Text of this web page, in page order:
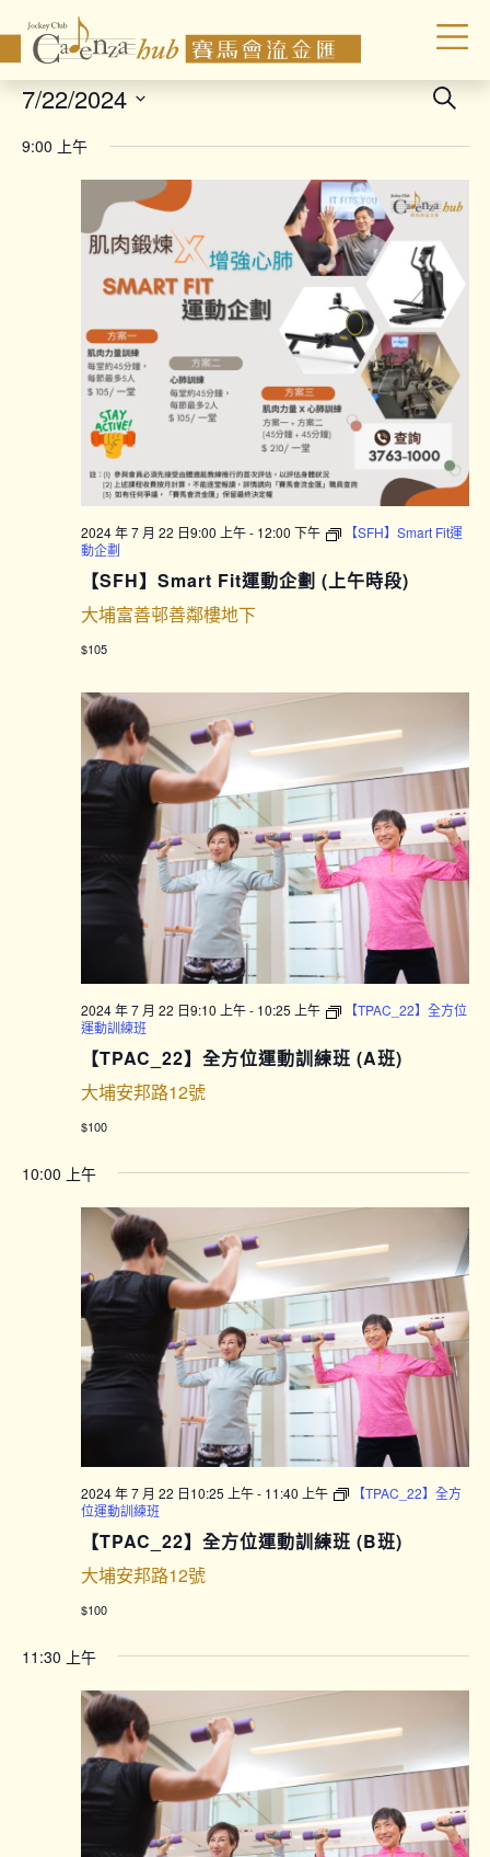
Search
7/22/2024
date.
9:00 上午
2024 年 7 月 22 日9:00 上午- 12:00 下午
【SFH】Smart Fit運
動企劃
【SFH】Smart Fit運動企劃 (上午時段)
大埔富善邨善鄰樓地下
$105
2024 年 7 月 22 日9:10 上午- 10:25 上午
【TPAC_22】全方位
運動訓練班
【TPAC_22】全方位運動訓練班 (A班)
大埔安邦路12號
$100
10:00 上午
2024 年 7 月 22 日10:25 上午- 11:40 上午
【TPAC_22】全方
位運動訓練班
【TPAC_22】全方位運動訓練班 (B班)
大埔安邦路12號
$100
11:30 上午